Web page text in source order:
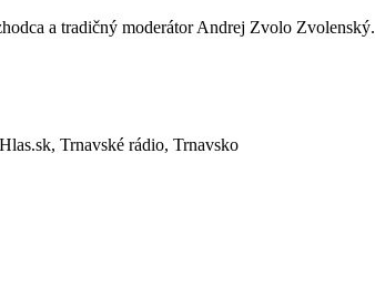
a tradičný moderátor Andrej Zvolo Zvolenský.
Trnavské rádio, Trnavsko